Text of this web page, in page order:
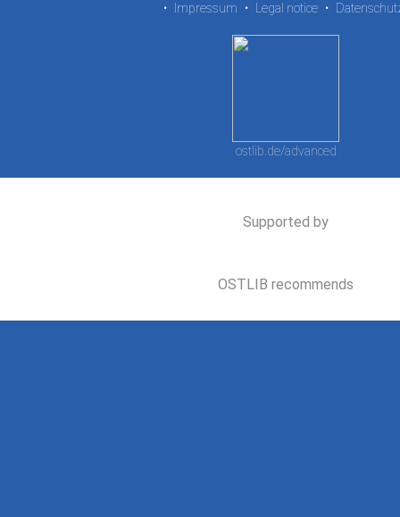
• Impressum • Legal notice •
ostlib.de/advanced
Supported by
OSTLIB recommends